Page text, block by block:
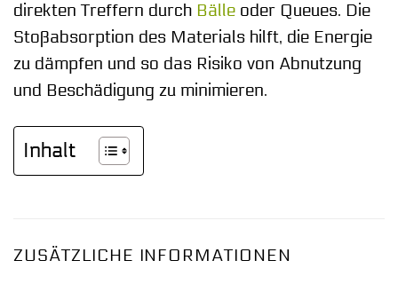
direkten Treffern durch Bälle oder Queues. Die
Stoßabsorption des Materials hilft, die Energie
zu dämpfen und so das Risiko von Abnutzung
und Beschädigung zu minimieren.
Inhalt
ZUSÄTZLICHE INFORMATIONEN